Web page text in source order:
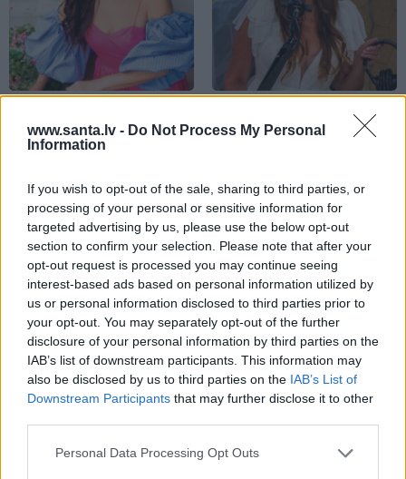
www.santa.lv - Do Not Process My Personal
Information
If you wish to opt-out of the sale, sharing to third parties, or
processing of your personal or sensitive information for
targeted advertising by us, please use the below opt-out
section to confirm your selection. Please note that after your
opt-out request is processed you may continue seeing
interest-based ads based on personal information utilized by
us or personal information disclosed to third parties prior to
your opt-out. You may separately opt-out of the further
disclosure of your personal information by third parties on the
IAB’s list of downstream participants. This information may
also be disclosed by us to third parties on the IAB’s List of
Downstream Participants that may further disclose it to other
Personal Data Processing Opt Outs
aktrise Liene Sebre atklāj
vienkāršu veidu, kā
neparastā veidā meklē
ZIŅAS